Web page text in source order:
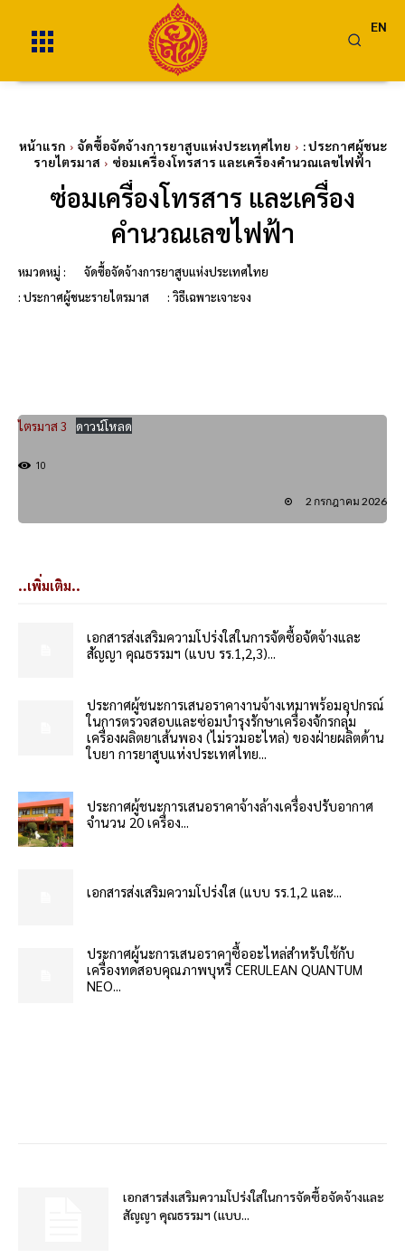
EN
หน้าแรก จัดซื้อจัดจ้างการยาสูบแห่งประเทศไทย
: ประกาศผู้ชนะ
รายไตรมาส
ซ่อมเครื่องโทรสาร และเครื่องคำนวณเลขไฟฟ้า
ซ่อมเครื่องโทรสาร และเครื่อง
คำนวณเลขไฟฟ้า
หมวดหมู่ :
จัดซื้อจัดจ้างการยาสูบแห่งประเทศไทย
: ประกาศผู้ชนะรายไตรมาส
: วิธีเฉพาะเจาะจง
ไตรมาส 3 ดาวน์โหลด
10
2 กรกฎาคม 2026
..เพิ่มเติม..
เอกสารส่งเสริมความโปร่งใสในการจัดซื้อจัดจ้างและ
สัญญา คุณธรรมฯ (แบบ รร.1,2,3)...
ประกาศผู้ชนะการเสนอราคางานจ้างเหมาพร้อมอุปกรณ์
ในการตรวจสอบและซ่อมบำรุงรักษาเครื่องจักรกลุ่ม
เครื่องผลิตยาเส้นพอง (ไม่รวมอะไหล่) ของฝ่ายผลิตด้าน
ใบยา การยาสูบแห่งประเทศไทย...
ประกาศผู้ชนะการเสนอราคาจ้างล้างเครื่องปรับอากาศ
จำนวน 20 เครื่อง...
เอกสารส่งเสริมความโปร่งใส (แบบ รร.1,2 และ...
ประกาศผู้นะการเสนอราคาซื้ออะไหล่สำหรับใช้กับ
เครื่องทดสอบคุณภาพบุหรี่ CERULEAN QUANTUM
NEO...
เอกสารส่งเสริมความโปร่งใสในการจัดซื้อจัดจ้างและ
สัญญา คุณธรรมฯ (แบบ...